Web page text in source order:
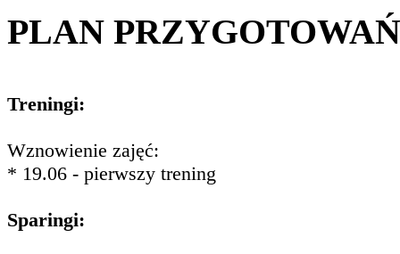
PLAN PRZYGOTOWAŃ
Treningi:
Wznowienie zajęć:
* 19.06 - pierwszy trening
Sparingi: